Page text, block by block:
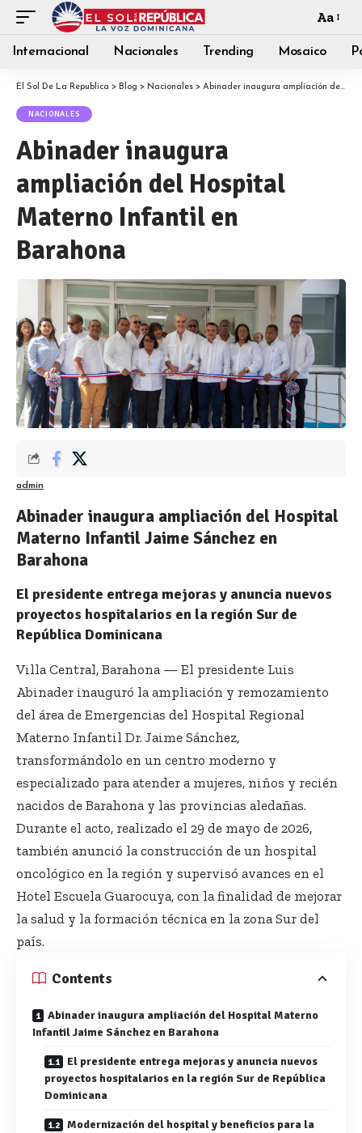
Aa
Internacional Nacionales Trending Mosaico
El Sol De La Republica > Blog > Nacionales > Abinader inaugura ampliación del Hospital Materno Infantil en Barahona
NACIONALES
Abinader inaugura
ampliación del Hospital
Materno Infantil en
Barahona
admin
Abinader inaugura ampliación del Hospital
Materno Infantil Jaime Sánchez en
Barahona
El presidente entrega mejoras y anuncia nuevos
proyectos hospitalarios en la región Sur de
República Dominicana
Villa Central, Barahona — El presidente Luis
Abinader inauguró la ampliación y remozamiento
del área de Emergencias del Hospital Regional
Materno Infantil Dr. Jaime Sánchez,
transformándolo en un centro moderno y
especializado para atender a mujeres, niños y recién
nacidos de Barahona y las provincias aledañas.
Durante el acto, realizado el 29 de mayo de 2026,
también anunció la construcción de un hospital
oncológico en la región y supervisó avances en el
Hotel Escuela Guarocuya, con la finalidad de mejorar
la salud y la formación técnica en la zona Sur del
país.
Contents
Abinader inaugura ampliación del Hospital Materno
Infantil Jaime Sánchez en Barahona
El presidente entrega mejoras y anuncia nuevos
proyectos hospitalarios en la región Sur de República
Dominicana
Modernización del hospital y beneficios para la